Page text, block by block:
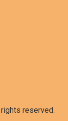
reserved.